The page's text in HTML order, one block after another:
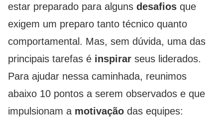
estar preparado para alguns desafios que
exigem um preparo tanto técnico quanto
comportamental. Mas, sem dúvida, uma das
principais tarefas é inspirar seus liderados.
Para ajudar nessa caminhada, reunimos
abaixo 10 pontos a serem observados e que
impulsionam a motivação das equipes: